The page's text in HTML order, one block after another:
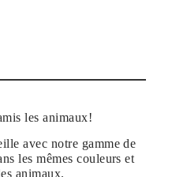
les animaux!
avec notre gamme de
les mêmes couleurs et
animaux.